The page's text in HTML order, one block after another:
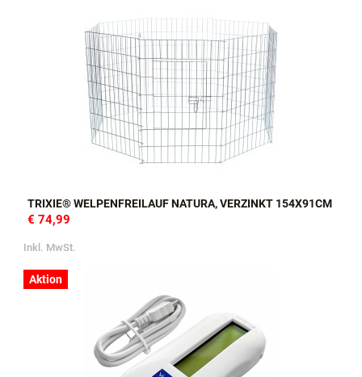
TRIXIE® WELPENFREILAUF NATURA, VERZINKT 154X91CM
€ 74,99
Inkl. MwSt.
Aktion